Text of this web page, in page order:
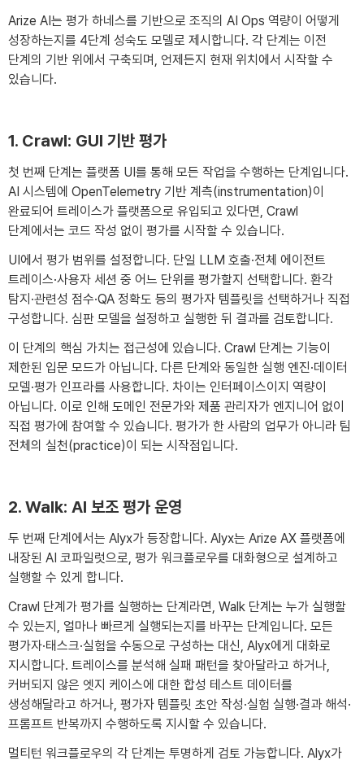
Arize AI는 평가 하네스를 기반으로 조직의 AI Ops 역량이 어떻게
성장하는지를 4단계 성숙도 모델로 제시합니다. 각 단계는 이전
단계의 기반 위에서 구축되며, 언제든지 현재 위치에서 시작할 수
있습니다.
1. Crawl: GUI 기반 평가
첫 번째 단계는 플랫폼 UI를 통해 모든 작업을 수행하는 단계입니다.
AI 시스템에 OpenTelemetry 기반 계측(instrumentation)이
완료되어 트레이스가 플랫폼으로 유입되고 있다면, Crawl
단계에서는 코드 작성 없이 평가를 시작할 수 있습니다.
UI에서 평가 범위를 설정합니다. 단일 LLM 호출·전체 에이전트
트레이스·사용자 세션 중 어느 단위를 평가할지 선택합니다. 환각
탐지·관련성 점수·QA 정확도 등의 평가자 템플릿을 선택하거나 직접
구성합니다. 심판 모델을 설정하고 실행한 뒤 결과를 검토합니다.
이 단계의 핵심 가치는 접근성에 있습니다. Crawl 단계는 기능이
제한된 입문 모드가 아닙니다. 다른 단계와 동일한 실행 엔진·데이터
모델·평가 인프라를 사용합니다. 차이는 인터페이스이지 역량이
아닙니다. 이로 인해 도메인 전문가와 제품 관리자가 엔지니어 없이
직접 평가에 참여할 수 있습니다. 평가가 한 사람의 업무가 아니라 팀
전체의 실천(practice)이 되는 시작점입니다.
2. Walk: AI 보조 평가 운영
두 번째 단계에서는 Alyx가 등장합니다. Alyx는 Arize AX 플랫폼에
내장된 AI 코파일럿으로, 평가 워크플로우를 대화형으로 설계하고
실행할 수 있게 합니다.
Crawl 단계가 평가를 실행하는 단계라면, Walk 단계는 누가 실행할
수 있는지, 얼마나 빠르게 실행되는지를 바꾸는 단계입니다. 모든
평가자·태스크·실험을 수동으로 구성하는 대신, Alyx에게 대화로
지시합니다. 트레이스를 분석해 실패 패턴을 찾아달라고 하거나,
커버되지 않은 엣지 케이스에 대한 합성 테스트 데이터를
생성해달라고 하거나, 평가자 템플릿 초안 작성·실험 실행·결과 해석·
프롬프트 반복까지 수행하도록 지시할 수 있습니다.
멀티턴 워크플로우의 각 단계는 투명하게 검토 가능합니다. Alyx가